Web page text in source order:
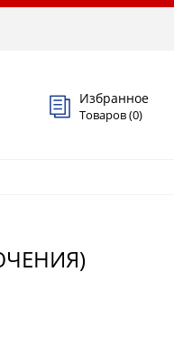
Избранное
Товаров (0)